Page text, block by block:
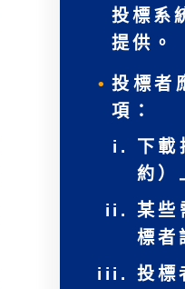
投標系
提供。
投標者
項：
下載
約）
某些
標者
投標